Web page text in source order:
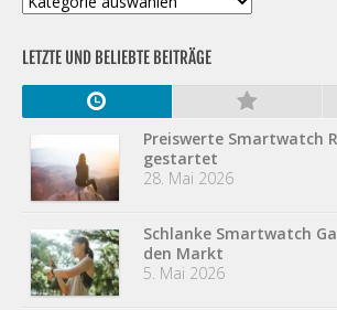
LETZTE UND BELIEBTE BEITRÄGE
Preiswerte Smartwatch
gestartet
28. Mai 2026
Schlanke Smartwatch
den Markt
5. Mai 2026